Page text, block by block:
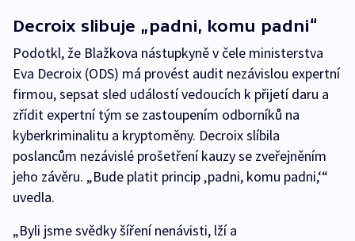
Decroix slibuje „padni, komu padni“
Podotkl, že Blažkova nástupkyně v čele ministerstva
Eva Decroix (ODS) má provést audit nezávislou expertní
firmou, sepsat sled událostí vedoucích k přijetí daru a
zřídit expertní tým se zastoupením odborníků na
kyberkriminalitu a kryptoměny. Decroix slíbila
poslancům nezávislé prošetření kauzy se zveřejněním
jeho závěru. „Bude platit princip ‚padni, komu padni,‘“
uvedla.
„Byli jsme svědky šíření nenávisti, lží a